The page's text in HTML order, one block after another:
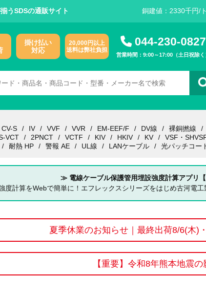
うSDSの通販サイト 銅建値： 2330千円/
掛け払い
対応
20,000円以上
送料は弊社負担
044-230-0827
営業時間：9:00～17:00（土日祝除く
S IV VVF VVR EM-EEF/F DV線 裸銅撚線
VCT
2PNCT VCTF KIV HKIV KV VSF・
耐熱 HP 警報 AE UL線 LANケーブル 光パッチコー
≫ 電線ケーブル保護管用埋設強度計算アプリ
度計算をWebで簡単に！エフレックスシリーズをはじめ古河電
夏季休業のお知らせ｜最終出荷8/6(木)
【重要】令和8年熊本地震